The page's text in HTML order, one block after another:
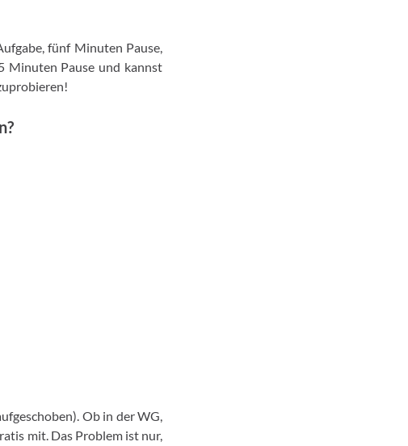
fünf Minuten Pause,
Minuten Pause und kannst
Ob in der WG,
mit. Das Problem ist nur,